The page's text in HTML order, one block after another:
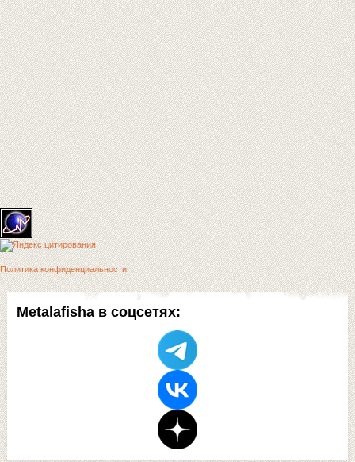
Metalafisha в соцсетях:
Политика конфиденциальности